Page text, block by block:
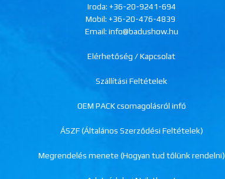
Iroda: +36-20-9241-694
Mobil:+36-20-476-4839
Email: info@badushow.hu
Elérhetőség / Kapcsolat
Szállítási Feltételek
OEM PACK csomagolásról infó
ÁSZF (Általános Szerződési Feltételek)
Megrendelés menete (Hogyan tud tőlünk rendelni)